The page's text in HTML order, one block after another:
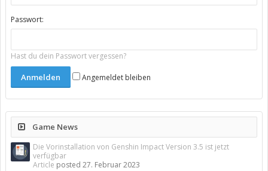
Passwort:
Hast du dein Passwort vergessen?
Angemeldet bleiben
Game News
Die Vorinstallation von Genshin Impact Version 3.5 ist jetzt
verfügbar
Article posted 27. Februar 2023